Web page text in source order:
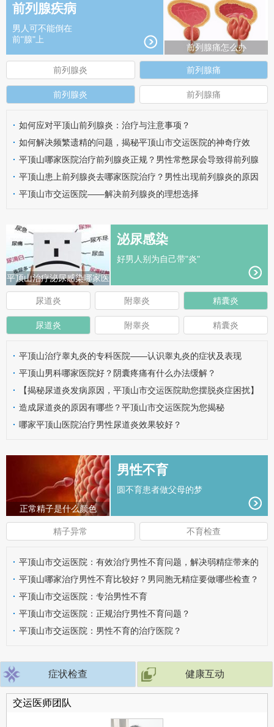
前列腺疾病
男人可不能倒在
前"腺"上
前列腺痛怎么办
前列腺炎 前列腺痛
前列腺炎 前列腺痛
· 如何应对平顶山前列腺炎：治疗与注意事项？
· 如何解决频繁遗精的问题，揭秘平顶山市交运医院的神奇疗效
· 平顶山哪家医院治疗前列腺炎正规？男性常憋尿会导致得前列腺
炎吗？
· 平顶山患上前列腺炎去哪家医院治疗？男性出现前列腺炎的原因
有哪些呢？
· 平顶山市交运医院——解决前列腺炎的理想选择
平顶山治疗泌尿感染哪家医
院好？
泌尿感染
好男人别为自己带"炎"
尿道炎 附睾炎 精囊炎
尿道炎 附睾炎 精囊炎
· 平顶山治疗睾丸炎的专科医院——认识睾丸炎的症状及表现
· 平顶山男科哪家医院好？阴囊疼痛有什么办法缓解？
·
【揭秘尿道炎发病原因，平顶山市交运医院助您摆脱炎症困扰】
· 造成尿道炎的原因有哪些？平顶山市交运医院为您揭秘
· 哪家平顶山医院治疗男性尿道炎效果较好？
正常精子是什么颜色
男性不育
圆不育患者做父母的梦
精子异常 不育检查
· 平顶山市交运医院：有效治疗男性不育问题，解决弱精症带来的
危害
· 平顶山哪家治疗男性不育比较好？男同胞无精症要做哪些检查？
· 平顶山市交运医院：专治男性不育
· 平顶山市交运医院：正规治疗男性不育问题？
· 平顶山市交运医院：男性不育的治疗医院？
症状检查 健康互动
交运医师团队